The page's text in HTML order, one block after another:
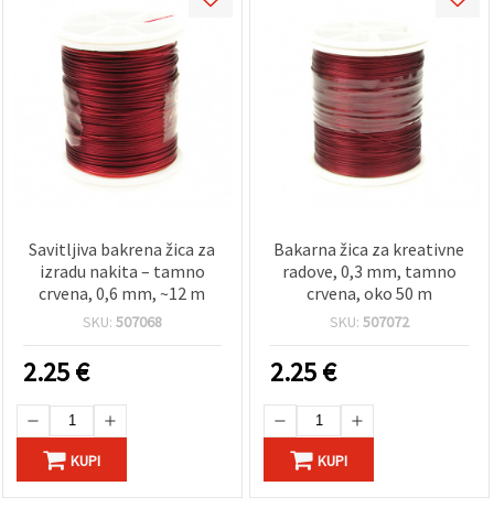
Savitljiva bakrena žica za
izradu nakita – tamno
crvena, 0,6 mm, ~12 m
SKU: 507068
2.25€
KUPI
Bakarna žica za kreativne
radove, 0,3 mm, tamno
crvena, oko 50 m
SKU: 507072
2.25€
KUPI